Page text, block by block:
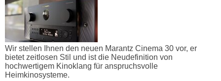
Wir stellen Ihnen den neuen Marantz Cinema 30 vor, er
bietet zeitlosen Stil und ist die Neudefinition von
hochwertigem Kinoklang für anspruchsvolle
Heimkinosysteme.